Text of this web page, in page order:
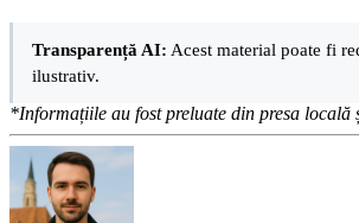
Transparență AI: Acest material poate fi
ilustrativ.
*Informațiile au fost preluate din presa locală